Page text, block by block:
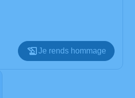
Je rends hommage